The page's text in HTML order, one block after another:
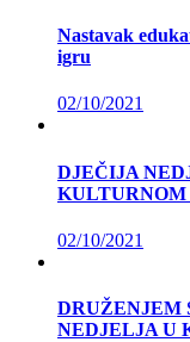
Nastavak
igru
02/10/2021
DJEČIJA
KULTURNOM
02/10/2021
DRUŽENJEM
NEDJELJA U